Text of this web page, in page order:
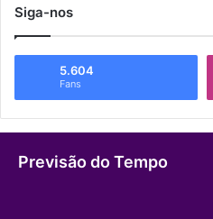
Siga-nos
5.604
Fans
Previsão do Tempo